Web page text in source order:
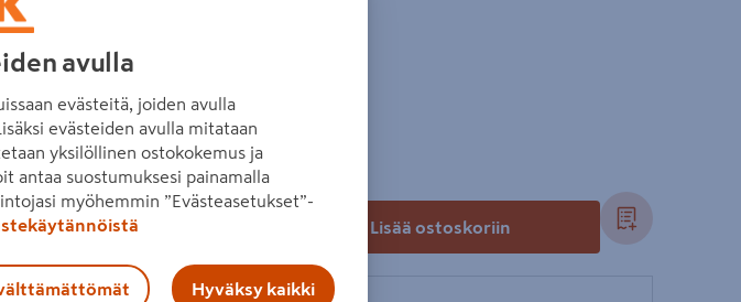
Katso liitetiedostot
Hinta verkkokaupassa
7495€/kpl
7 495 €/ kpl
1 tuotetta
−
Määrä
Lisää ostoskoriin
Toimitus
avulla
evästeitä, joiden avulla
evästeiden avulla mitataan
yksilöllinen ostokokemus ja
antaa suostumuksesi painamalla
myöhemmin ”Evästeasetukset”-
Hyväksy kaikki